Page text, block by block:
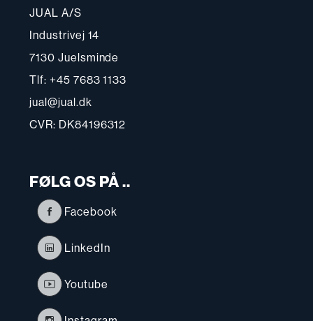
JUAL A/S
Industrivej 14
7130 Juelsminde
Tlf: +45 7683 1133
jual@jual.dk
CVR: DK84196312
FØLG OS PÅ ..
Facebook
LinkedIn
Youtube